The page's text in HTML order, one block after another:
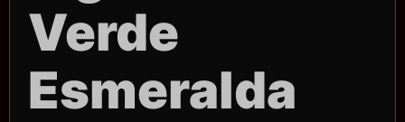
Verde
Esmeralda